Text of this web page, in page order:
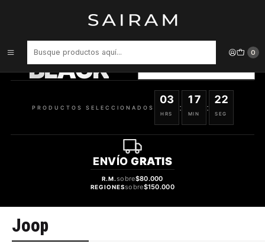
0
BLACK VER OFERTAS
PRODUCTOS SELECCIONADOS
03
HRS
:
17
MIN
:
22
SEG
ENVÍO GRATIS
R.M.sobre$80.000
REGIONESsobre$150.000
Joop